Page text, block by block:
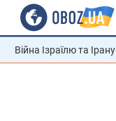
Війна Ізраїлю та Ірану